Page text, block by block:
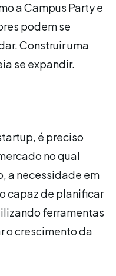
a Campus Party e
podem se
Construir uma
se expandir.
é preciso
no qual
a necessidade em
capaz de planificar
ferramentas
o crescimento da